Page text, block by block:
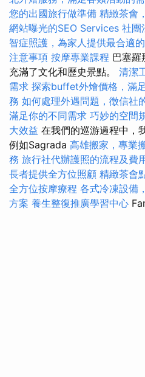
您的出國旅行做準備 精緻茶會
網站曝光的SEO Services 社團
智症照護，為家人提供最合適
注意事項 按摩專業課程 巴塞羅
充滿了文化和歷史景點。 清潔
需求 探索buffet外燴價格，滿
務 如何處理外遇問題，徵信社
滿足你的不同需求 巧妙的空間
大效益 在我們的巡游過程中，
例如Sagrada 高雄搬家，專業
務 旅行社代辦護照的流程及費
長者提供全方位照顧 精緻茶會
全方位按摩療程 各式冷凍設備
方案 養生整復推廣學習中心